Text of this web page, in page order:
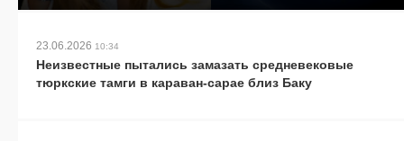
23.06.2026 10:34
Неизвестные пытались замазать средневековые
тюркские тамги в караван-сарае близ Баку